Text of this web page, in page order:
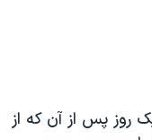
روز پس از آن که از